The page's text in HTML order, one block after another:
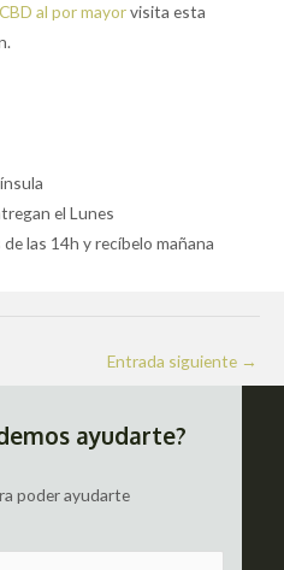
al por mayorvisita esta
el Lunes
las 14h y recíbelo mañana
Entrada siguiente →
ayudarte?
poder ayudarte